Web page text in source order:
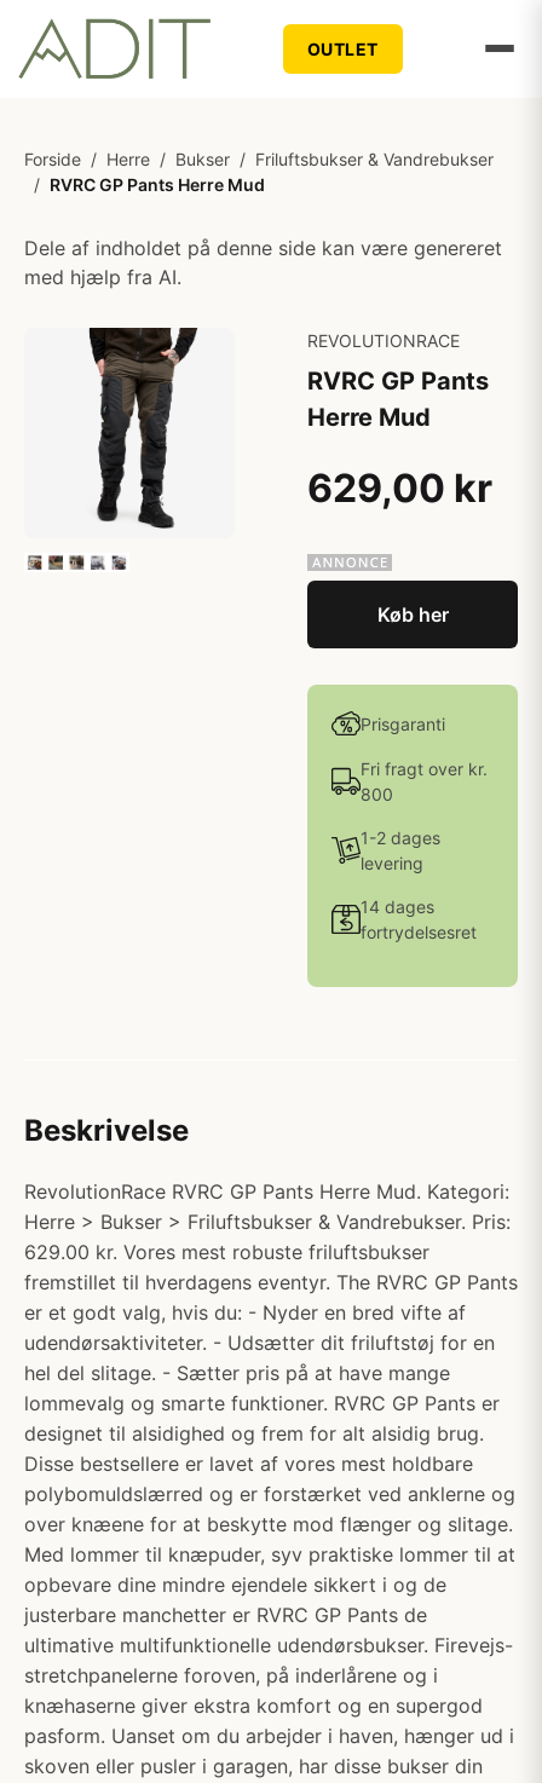
OUTLET
Forside / Herre / Bukser / Friluftsbukser & Vandrebukser
/ RVRC GP Pants Herre Mud
Dele af indholdet på denne side kan være genereret
med hjælp fra AI.
REVOLUTIONRACE
RVRC GP Pants
Herre Mud
629,00 kr
Køb her
Prisgaranti
Fri fragt over kr.
800
1-2 dages
levering
14 dages
fortrydelsesret
Beskrivelse
RevolutionRace RVRC GP Pants Herre Mud. Kategori:
Herre > Bukser > Friluftsbukser & Vandrebukser. Pris:
629.00 kr. Vores mest robuste friluftsbukser
fremstillet til hverdagens eventyr. The RVRC GP Pants
er et godt valg, hvis du: - Nyder en bred vifte af
udendørsaktiviteter. - Udsætter dit friluftstøj for en
hel del slitage. - Sætter pris på at have mange
lommevalg og smarte funktioner. RVRC GP Pants er
designet til alsidighed og frem for alt alsidig brug.
Disse bestsellere er lavet af vores mest holdbare
polybomuldslærred og er forstærket ved anklerne og
over knæene for at beskytte mod flænger og slitage.
Med lommer til knæpuder, syv praktiske lommer til at
opbevare dine mindre ejendele sikkert i og de
justerbare manchetter er RVRC GP Pants de
ultimative multifunktionelle udendørsbukser. Firevejs-
stretchpanelerne foroven, på inderlårene og i
knæhaserne giver ekstra komfort og en supergod
pasform. Uanset om du arbejder i haven, hænger ud i
skoven eller pusler i garagen, har disse bukser din